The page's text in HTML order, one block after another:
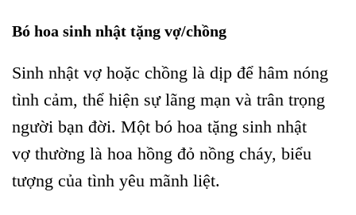
Bó hoa sinh nhật tặng vợ/chồng
Sinh nhật vợ hoặc chồng là dịp để hâm nóng
tình cảm, thể hiện sự lãng mạn và trân trọng
người bạn đời. Một bó hoa tặng sinh nhật
vợ thường là hoa hồng đỏ nồng cháy, biểu
tượng của tình yêu mãnh liệt.